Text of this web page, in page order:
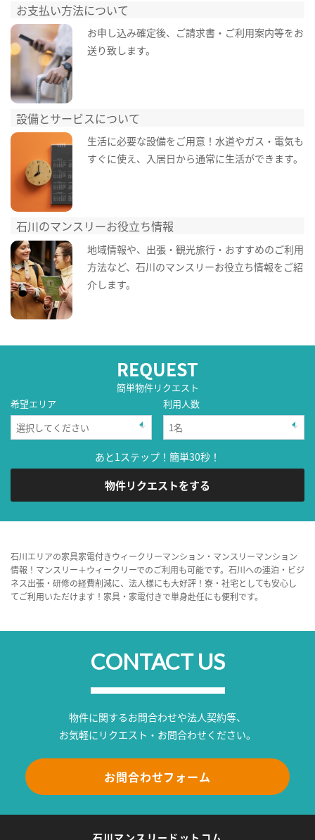
お支払い方法について
お申し込み確定後、ご請求書・ご利用案内等をお
送り致します。
設備とサービスについて
生活に必要な設備をご用意！水道やガス・電気も
すぐに使え、入居日から通常に生活ができます。
石川のマンスリーお役立ち情報
地域情報や、出張・観光旅行・おすすめのご利用
方法など、石川のマンスリーお役立ち情報をご紹
介します。
REQUEST
簡単物件リクエスト
希望エリア
利用人数
あと1ステップ！簡単30秒！
物件リクエストをする
石川エリアの家具家電付きウィークリーマンション・マンスリーマンション
情報！マンスリー＋ウィークリーでのご利用も可能です。石川への連泊・ビジ
ネス出張・研修の経費削減に、法人様にも大好評！寮・社宅としても安心し
てご利用いただけます！家具・家電付きで単身赴任にも便利です。
CONTACT US
物件に関するお問合わせや法人契約等、
お気軽にリクエスト・お問合わせください。
お問合わせフォーム
石川マンスリードットコム